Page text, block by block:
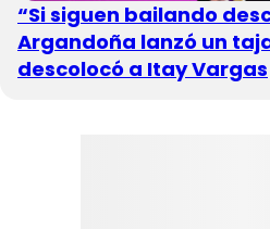
“Si siguen bailando
Argandoña lanzó un
descolocó a Itay Vargas